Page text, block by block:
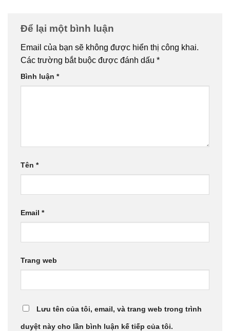
Để lại một bình luận
Email của bạn sẽ không được hiển thị công khai.
Các trường bắt buộc được đánh dấu *
Bình luận *
Tên *
Email *
Trang web
Lưu tên của tôi, email, và trang web trong trình
duyệt này cho lần bình luận kế tiếp của tôi.